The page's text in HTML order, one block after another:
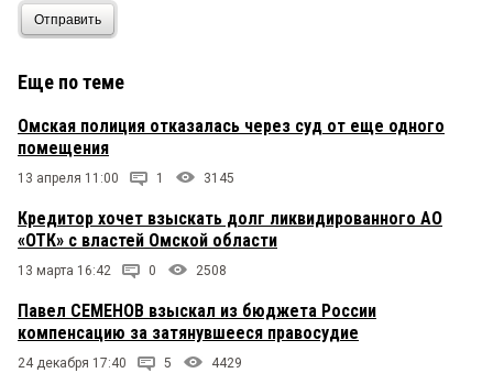
Отправить
Еще по теме
Омская полиция отказалась через суд от еще одного
помещения
13 апреля 11:00 1 3145
Кредитор хочет взыскать долг ликвидированного АО
«ОТК» с властей Омской области
13 марта 16:42 0 2508
Павел СЕМЕНОВ взыскал из бюджета России
компенсацию за затянувшееся правосудие
24 декабря 17:40 5 4429